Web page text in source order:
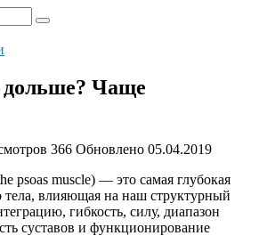
Чаще
366 Обновлено 05.04.2019
psoas muscle) — это самая глубокая
тела, влияющая на наш структурный
гибкость, силу, диапазон
суставов и функционирование